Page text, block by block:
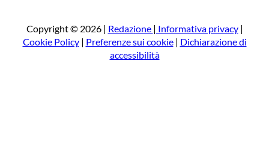
a
Copyright © 2026 | Redazione | Informativa privacy|
Cookie Policy| Preferenze sui cookie| Dichiarazione di
accessibilità